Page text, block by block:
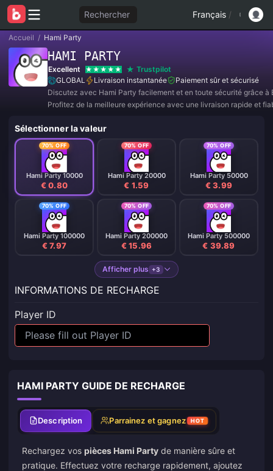
Rechercher Français /
Accueil / Hami Party
HAMI PARTY
Excellent
Trustpilot
GLOBAL
Livraison instantanée
Paiement sûr et sécurisé
Discutez avec Hami Party facilement et en toute sécurité grâce à
Profitez de la meilleure expérience avec une livraison rapide et
incroyables ! ✨
Sélectionner la valeur
70% OFF
Hami Party 10000
€ 0.80
70% OFF
Hami Party 20000
€ 1.59
70% OFF
Hami Party 50000
€ 3.99
70% OFF
Hami Party 100000
€ 7.97
70% OFF
Hami Party 200000
€ 15.96
70% OFF
Hami Party 500000
€ 39.89
Afficher plus +3
INFORMATIONS DE RECHARGE
Player ID
HAMI PARTY GUIDE DE RECHARGE
Description Parrainez et gagnez HOT
Rechargez vos pièces Hami Party de manière sûre et
pratique. Effectuez votre recharge rapidement, ajoutez